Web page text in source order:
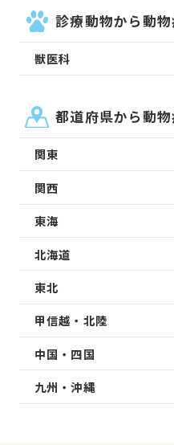
診療動物から動
獣医科
都道府県から動
関東
関西
東海
北海道
東北
甲信越・北陸
中国・四国
九州・沖縄